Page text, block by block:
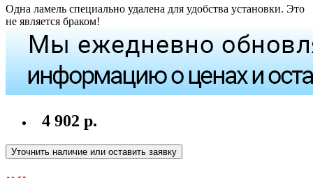
Одна ламель специально удалена для удобства установки. Это
не является браком!
4 902 р.
Уточнить наличие или оставить заявку